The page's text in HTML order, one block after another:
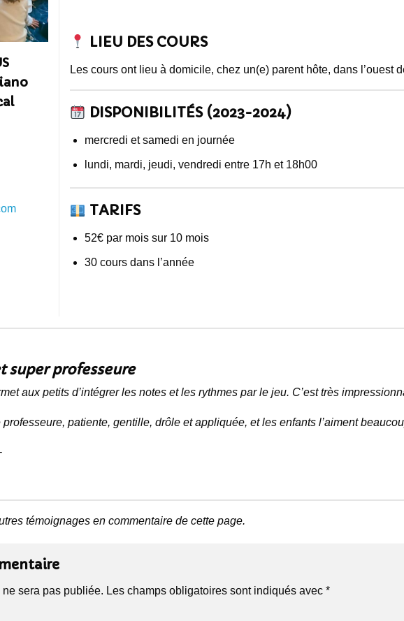
LIEU DES COURS
Les cours ont lieu à domicile, chez un(e) parent hôte, dans l’ouest
DISPONIBILITÉS (2023-2024)
mercredi et samedi en journée
lundi, mardi, jeudi, vendredi entre 17h et 18h00
TARIFS
52€ par mois sur 10 mois
30 cours dans l’année
super professeure
aux petits d’intégrer les notes et les rythmes par le jeu. C’est très
patiente, gentille, drôle et appliquée, et les enfants l’aiment
témoignages en commentaire de cette page.
sera pas publiée. Les champs obligatoires sont indiqués avec *